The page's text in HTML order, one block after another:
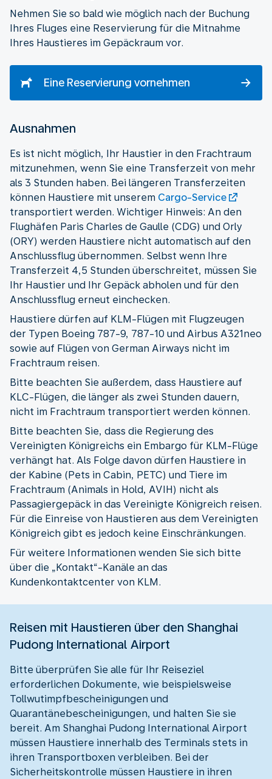
Nehmen Sie so bald wie möglich nach der Buchung
Ihres Fluges eine Reservierung für die Mitnahme
Ihres Haustieres im Gepäckraum vor.
Eine Reservierung vornehmen
Ausnahmen
Es ist nicht möglich, Ihr Haustier in den Frachtraum
mitzunehmen, wenn Sie eine Transferzeit von mehr
als 3 Stunden haben. Bei längeren Transferzeiten
können Haustiere mit unserem Cargo-Service
transportiert werden. Wichtiger Hinweis: An den
Flughäfen Paris Charles de Gaulle (CDG) und Orly
(ORY) werden Haustiere nicht automatisch auf den
Anschlussflug übernommen. Selbst wenn Ihre
Transferzeit 4,5 Stunden überschreitet, müssen Sie
Ihr Haustier und Ihr Gepäck abholen und für den
Anschlussflug erneut einchecken.
Haustiere dürfen auf KLM-Flügen mit Flugzeugen
der Typen Boeing 787-9, 787-10 und Airbus A321neo
sowie auf Flügen von German Airways nicht im
Frachtraum reisen.
Bitte beachten Sie außerdem, dass Haustiere auf
KLC-Flügen, die länger als zwei Stunden dauern,
nicht im Frachtraum transportiert werden können.
Bitte beachten Sie, dass die Regierung des
Vereinigten Königreichs ein Embargo für KLM-Flüge
verhängt hat. Als Folge davon dürfen Haustiere in
der Kabine (Pets in Cabin, PETC) und Tiere im
Frachtraum (Animals in Hold, AVIH) nicht als
Passagiergepäck in das Vereinigte Königreich reisen.
Für die Einreise von Haustieren aus dem Vereinigten
Königreich gibt es jedoch keine Einschränkungen.
Für weitere Informationen wenden Sie sich bitte
über die „Kontakt“-Kanäle an das
Kundenkontaktcenter von KLM.
Reisen mit Haustieren über den Shanghai
Pudong International Airport
Bitte überprüfen Sie alle für Ihr Reiseziel
erforderlichen Dokumente, wie beispielsweise
Tollwutimpfbescheinigungen und
Quarantänebescheinigungen, und halten Sie sie
bereit. Am Shanghai Pudong International Airport
müssen Haustiere innerhalb des Terminals stets in
ihren Transportboxen verbleiben. Bei der
Sicherheitskontrolle müssen Haustiere in ihren